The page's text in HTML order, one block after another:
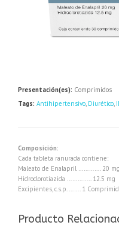
Presentación(es): Comprimidos
Tags: Antihipertensivo Diurético
Composición:
Cada tableta ranurada contiene:
Maleato de Enalapril …………. 20 mg
Hidroclorotiazida ………….. 12.5 mg
Excipientes, c.s.p. ……. 1
Producto